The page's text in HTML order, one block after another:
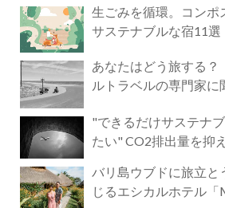
生ごみを循環。コンポ
サステナブルな宿11選
あなたはどう旅する？ ｜ 英国サステナブ
ルトラベルの専門家に
"できるだけサステナ
たい" CO2排出量を抑
バリ島ウブドに旅立と
じるエシカルホテル「